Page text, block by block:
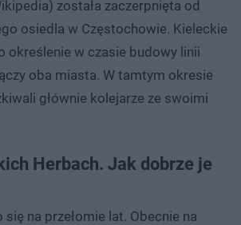
została zaczerpnięta od
osiedla w Częstochowie. Kieleckie
określenie w czasie budowy linii
oba miasta. W tamtym okresie
głównie kolejarze ze swoimi
Herbach. Jak dobrze je
się na przełomie lat. Obecnie na